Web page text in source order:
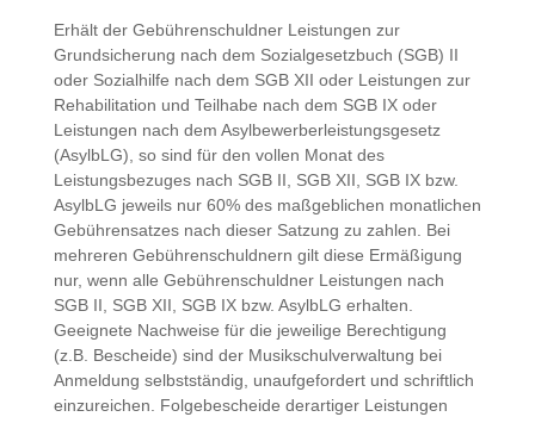
Erhält der Gebührenschuldner Leistungen zur
Grundsicherung nach dem Sozialgesetzbuch (SGB) II
oder Sozialhilfe nach dem SGB XII oder Leistungen zur
Rehabilitation und Teilhabe nach dem SGB IX oder
Leistungen nach dem Asylbewerberleistungsgesetz
(AsylbLG), so sind für den vollen Monat des
Leistungsbezuges nach SGB II, SGB XII, SGB IX bzw.
AsylbLG jeweils nur 60% des maßgeblichen monatlichen
Gebührensatzes nach dieser Satzung zu zahlen. Bei
mehreren Gebührenschuldnern gilt diese Ermäßigung
nur, wenn alle Gebührenschuldner Leistungen nach
SGB II, SGB XII, SGB IX bzw. AsylbLG erhalten.
Geeignete Nachweise für die jeweilige Berechtigung
(z.B. Bescheide) sind der Musikschulverwaltung bei
Anmeldung selbstständig, unaufgefordert und schriftlich
einzureichen. Folgebescheide derartiger Leistungen